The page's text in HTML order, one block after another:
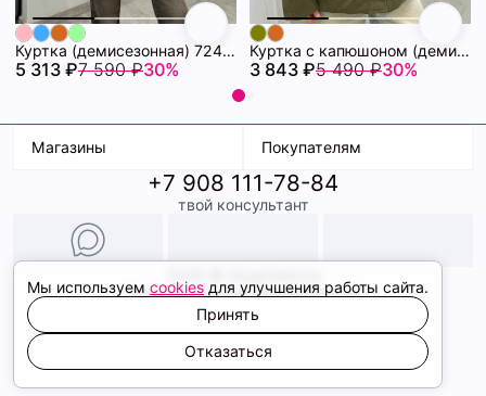
Куртка (демисезонная) 72462280\26
5 313 ₽7 590 ₽30%
Куртка с капюшоном (демисезонная) 72462086\434
3 843 ₽5 490 ₽30%
Магазины
ТК Терминал
ТРК Континент
Покупателям
Доставка
Условия оплаты
Образы
+7 908 111-78-84
твой консультант
Политика конфиденциальности
Соглашение cookie
Сайт создали
Мы используем cookies для улучшения работы сайта.
Принять
Отказаться